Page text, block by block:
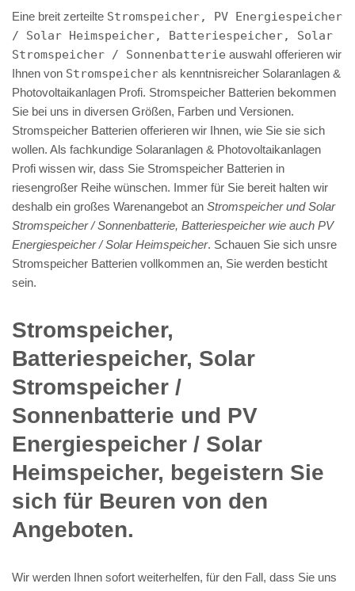
Eine breit zerteilte Stromspeicher, PV Energiespeicher
/ Solar Heimspeicher, Batteriespeicher, Solar
Stromspeicher / Sonnenbatterie auswahl offerieren wir
Ihnen von Stromspeicher als kenntnisreicher Solaranlagen &
Photovoltaikanlagen Profi. Stromspeicher Batterien bekommen
Sie bei uns in diversen Größen, Farben und Versionen.
Stromspeicher Batterien offerieren wir Ihnen, wie Sie sie sich
wollen. Als fachkundige Solaranlagen & Photovoltaikanlagen
Profi wissen wir, dass Sie Stromspeicher Batterien in
riesengroßer Reihe wünschen. Immer für Sie bereit halten wir
deshalb ein großes Warenangebot an Stromspeicher und Solar
Stromspeicher / Sonnenbatterie, Batteriespeicher wie auch PV
Energiespeicher / Solar Heimspeicher. Schauen Sie sich unsre
Stromspeicher Batterien vollkommen an, Sie werden besticht
sein.
Stromspeicher,
Batteriespeicher, Solar
Stromspeicher /
Sonnenbatterie und PV
Energiespeicher / Solar
Heimspeicher, begeistern Sie
sich für Beuren von den
Angeboten.
Wir werden Ihnen sofort weiterhelfen, für den Fall, dass Sie uns